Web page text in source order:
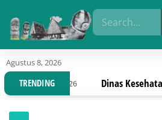
Agustus 8, 2026
TRENDING
Dinas Kesehatan Sulteng